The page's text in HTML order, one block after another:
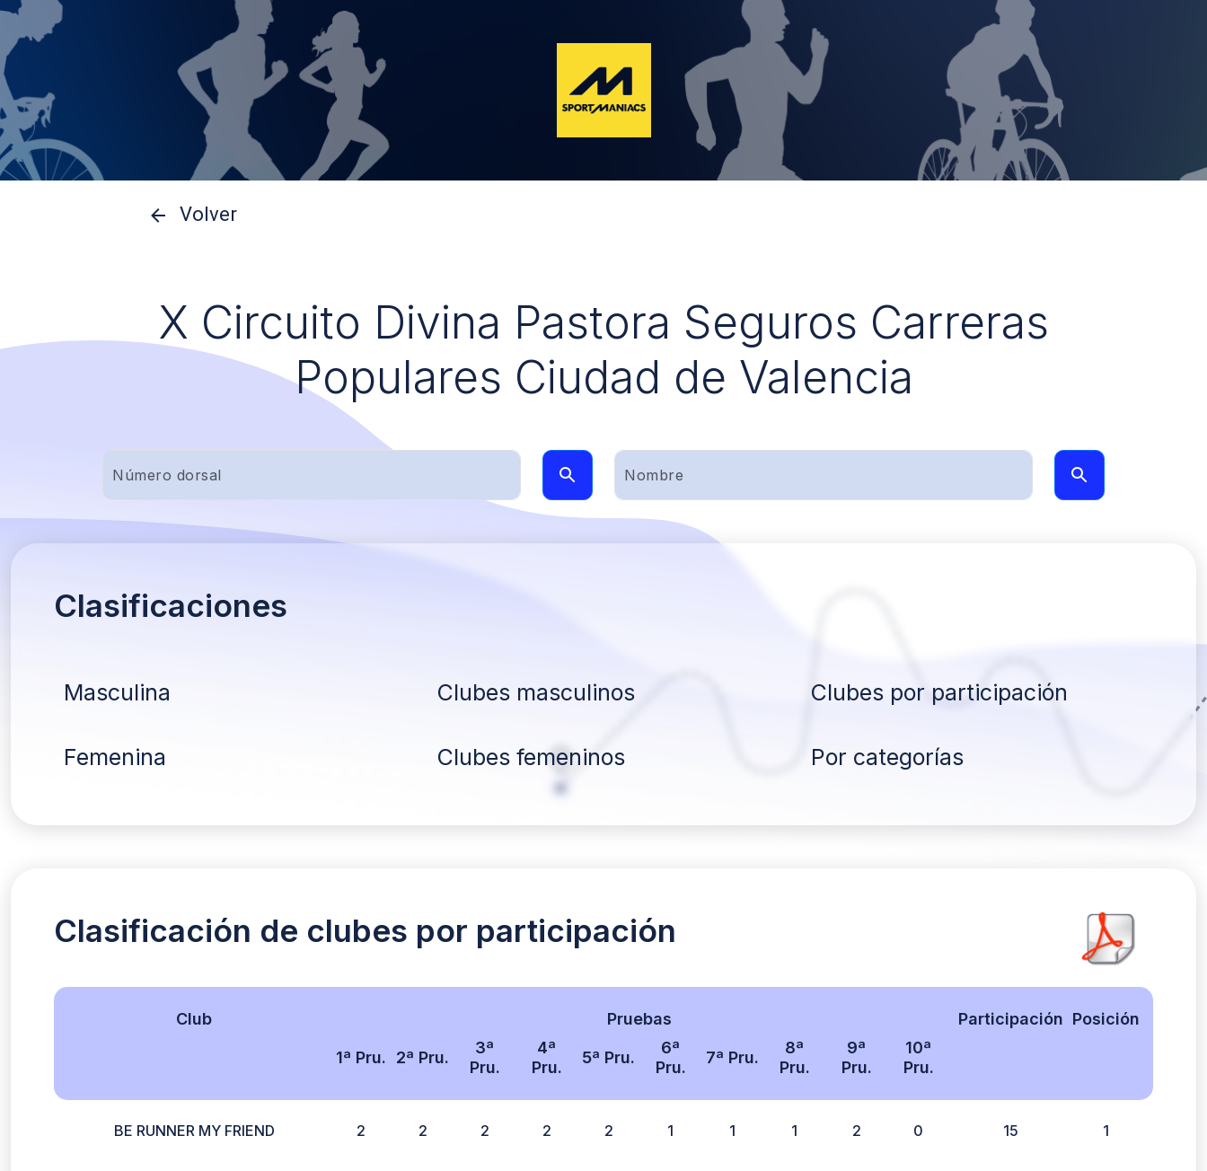
Volver
X Circuito Divina Pastora Seguros Carreras
Populares Ciudad de Valencia
Clasificaciones
Masculina Clubes masculinos Clubes por participación
Femenina Clubes femeninos Por categorías
Clasificación de clubes por participación
Club Pruebas
1ª Pru. 2ª Pru.
3ª
Pru.
4ª
Pru.
5ª Pru.
6ª
Pru.
7ª Pru.
8ª
Pru.
9ª
Pru.
10ª
Pru.
Participación Posición
BE RUNNER MY FRIEND 2 2 2 2 2 1 1 1 2 0 15 1